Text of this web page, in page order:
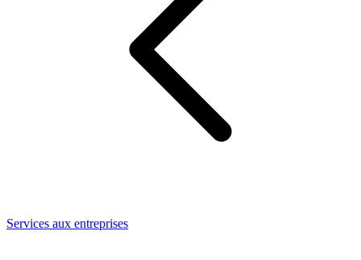
Services aux entreprises